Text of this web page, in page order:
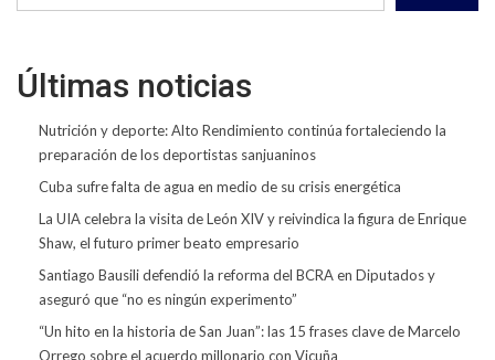
Últimas noticias
Nutrición y deporte: Alto Rendimiento continúa fortaleciendo la
preparación de los deportistas sanjuaninos
Cuba sufre falta de agua en medio de su crisis energética
La UIA celebra la visita de León XIV y reivindica la figura de Enrique
Shaw, el futuro primer beato empresario
Santiago Bausili defendió la reforma del BCRA en Diputados y
aseguró que “no es ningún experimento”
“Un hito en la historia de San Juan”: las 15 frases clave de Marcelo
Orrego sobre el acuerdo millonario con Vicuña